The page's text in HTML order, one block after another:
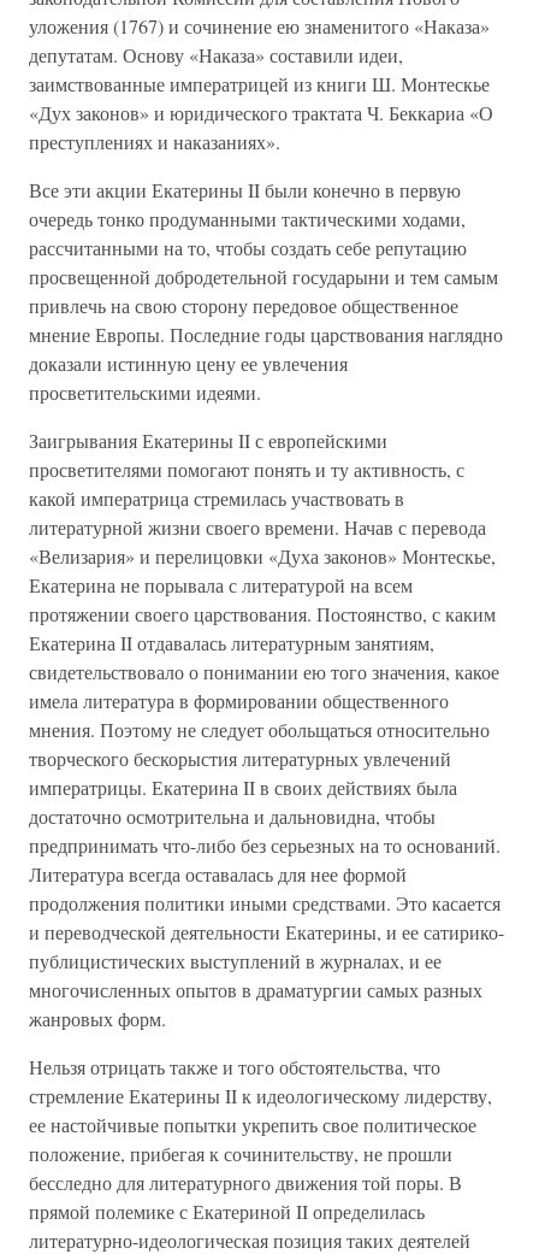
уложения (1767) и сочинение ею знаменитого «Наказа»
депутатам. Основу «Наказа» составили идеи,
заимствованные императрицей из книги Ш. Монтескье
«Дух законов» и юридического трактата Ч. Беккариа «О
преступлениях и наказаниях».
Все эти акции Екатерины II были конечно в первую
очередь тонко продуманными тактическими ходами,
рассчитанными на то, чтобы создать себе репутацию
просвещенной добродетельной государыни и тем самым
привлечь на свою сторону передовое общественное
мнение Европы. Последние годы царствования наглядно
доказали истинную цену ее увлечения
просветительскими идеями.
Заигрывания Екатерины II с европейскими
просветителями помогают понять и ту активность, с
какой императрица стремилась участвовать в
литературной жизни своего времени. Начав с перевода
«Велизария» и перелицовки «Духа законов» Монтескье,
Екатерина не порывала с литературой на всем
протяжении своего царствования. Постоянство, с каким
Екатерина II отдавалась литературным занятиям,
свидетельствовало о понимании ею того значения, какое
имела литература в формировании общественного
мнения. Поэтому не следует обольщаться относительно
творческого бескорыстия литературных увлечений
императрицы. Екатерина II в своих действиях была
достаточно осмотрительна и дальновидна, чтобы
предпринимать что-либо без серьезных на то оснований.
Литература всегда оставалась для нее формой
продолжения политики иными средствами. Это касается
и переводческой деятельности Екатерины, и ее сатирико-
публицистических выступлений в журналах, и ее
многочисленных опытов в драматургии самых разных
жанровых форм.
Нельзя отрицать также и того обстоятельства, что
стремление Екатерины II к идеологическому лидерству,
ее настойчивые попытки укрепить свое политическое
положение, прибегая к сочинительству, не прошли
бесследно для литературного движения той поры. В
прямой полемике с Екатериной II определилась
литературно-идеологическая позиция таких деятелей